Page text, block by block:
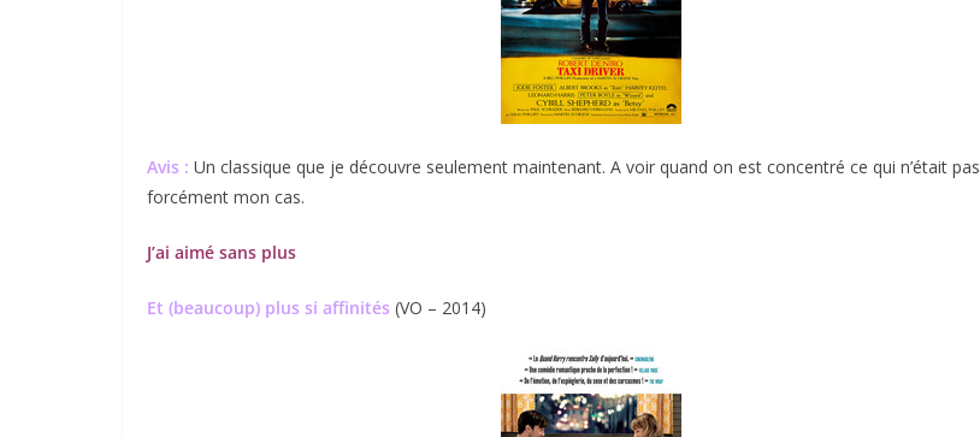
Avis : Un classique que je découvre seulement maintenant. A voir quand on est concentré ce qui n’était pas
forcément mon cas.
J’ai aimé sans plus
Et (beaucoup) plus si affinités (VO – 2014)